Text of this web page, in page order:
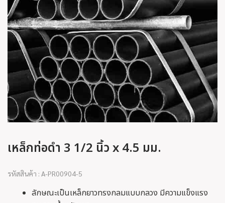
เหล็กท่อดำ 3 1/2 นิ้ว x 4.5 มม.
รหัสสินค้า : A-PR00904-5
ลักษณะเป็นเหล็กยาวทรงกลมแบบกลวง มีความแข็งแรง